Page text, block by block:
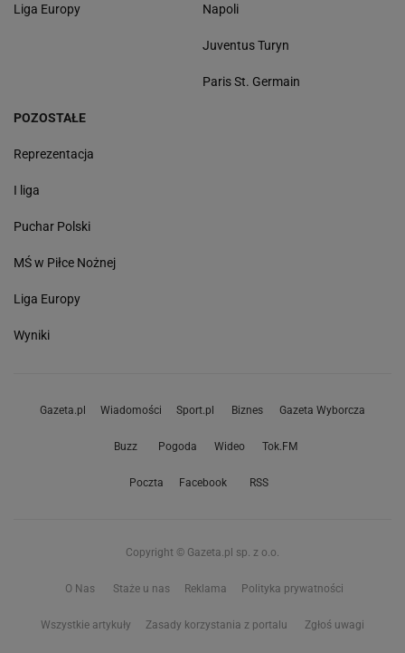
Liga Europy Napoli
Juventus Turyn
Paris St. Germain
POZOSTAŁE
Reprezentacja
I liga
Puchar Polski
MŚ w Piłce Nożnej
Liga Europy
Wyniki
Gazeta.pl Wiadomości Sport.pl Biznes Gazeta Wyborcza
Buzz Pogoda Wideo Tok.FM
Poczta Facebook RSS
Copyright © Gazeta.pl sp. z o.o.
O Nas Staże u nas Reklama Polityka prywatności
Wszystkie artykuły Zasady korzystania z portalu Zgłoś uwagi